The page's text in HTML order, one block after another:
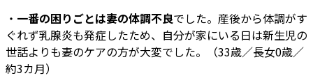
・ 一番の困りごとは妻の体調不良でした。産後から体調がす
ぐれず乳腺炎も発症したため、自分が家にいる日は新生児の
世話よりも妻のケアの方が大変でした。（33歳／長女0歳／
約3カ月）